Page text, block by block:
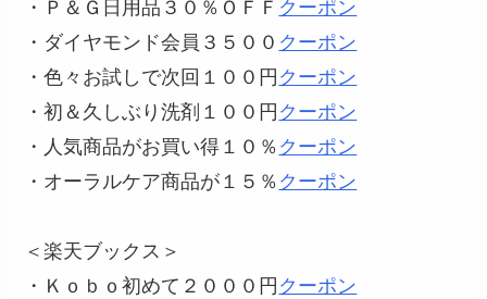
・Ｐ＆Ｇ日用品３０％ＯＦＦ クーポン
・ダイヤモンド会員３５００ クーポン
・色々お試しで次回１００円 クーポン
・初＆久しぶり洗剤１００円 クーポン
・人気商品がお買い得１０％ クーポン
・オーラルケア商品が１５％ クーポン
＜楽天ブックス＞
・Ｋｏｂｏ初めて２０００円 クーポン